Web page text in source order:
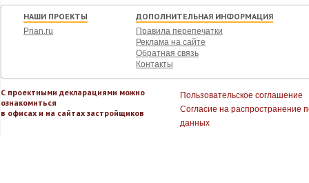
НАШИ ПРОЕКТЫ
Prian.ru
ДОПОЛНИТЕЛЬНАЯ ИНФОРМАЦИЯ
Правила перепечатки
Реклама на сайте
Обратная связь
Контакты
С проектными декларациями можно
ознакомиться
в офисах и на сайтах застройщиков
Пользовательское соглашение
Согласие на распространение
данных